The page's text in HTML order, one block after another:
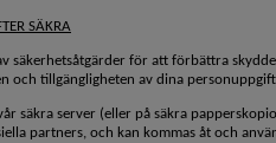
SÄKRA
säkerhetsåtgärder för att förbättra
och tillgängligheten av dina
säkra server (eller på säkra
partners, och kan kommas åt och